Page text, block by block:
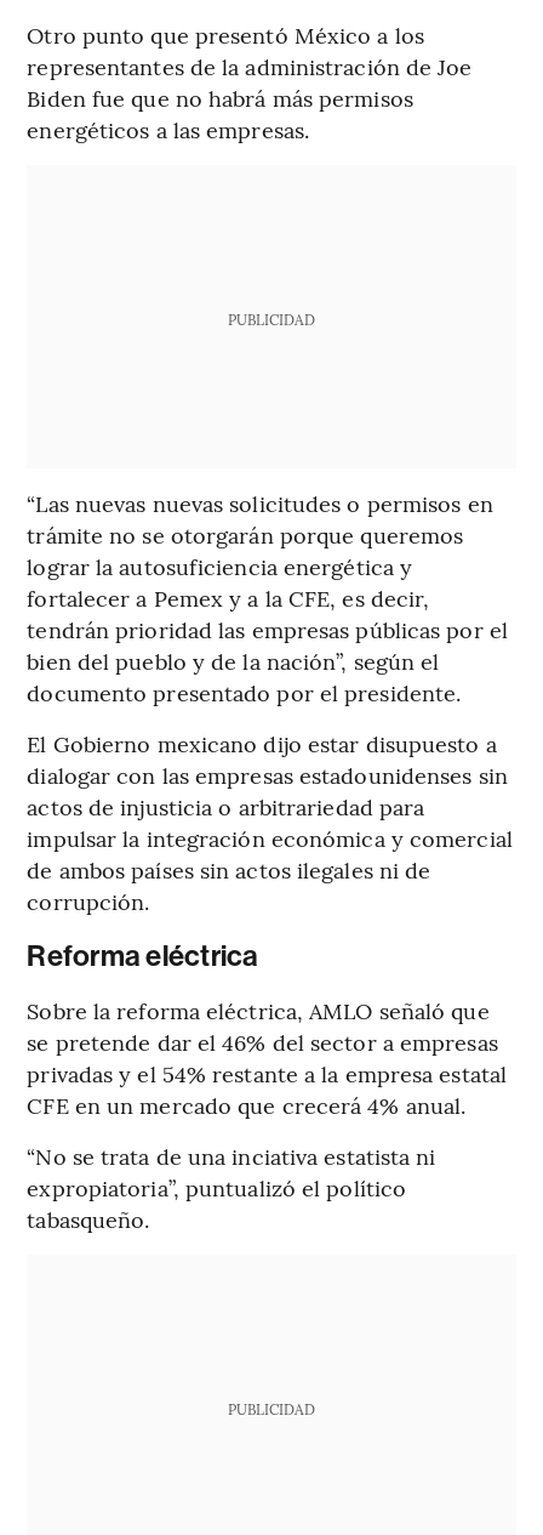
Otro punto que presentó México a los
representantes de la administración de Joe
Biden fue que no habrá más permisos
energéticos a las empresas.
PUBLICIDAD
“Las nuevas nuevas solicitudes o permisos en
trámite no se otorgarán porque queremos
lograr la autosuficiencia energética y
fortalecer a Pemex y a la CFE, es decir,
tendrán prioridad las empresas públicas por el
bien del pueblo y de la nación”, según el
documento presentado por el presidente.
El Gobierno mexicano dijo estar disupuesto a
dialogar con las empresas estadounidenses sin
actos de injusticia o arbitrariedad para
impulsar la integración económica y comercial
de ambos países sin actos ilegales ni de
corrupción.
Reforma eléctrica
Sobre la reforma eléctrica, AMLO señaló que
se pretende dar el 46% del sector a empresas
privadas y el 54% restante a la empresa estatal
CFE en un mercado que crecerá 4% anual.
“No se trata de una inciativa estatista ni
expropiatoria”, puntualizó el político
tabasqueño.
PUBLICIDAD